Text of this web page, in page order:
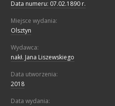
Data numeru: 07.02.1890 r.
Miejsce wydania:
Olsztyn
Wydawca:
nakł. Jana Liszewskiego
Data utworzenia:
2018
Data wydania: